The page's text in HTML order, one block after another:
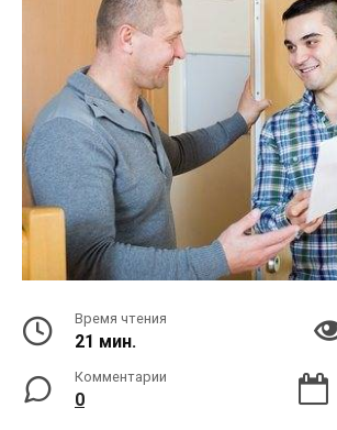
Время чтения
21 мин.
Комментарии
0